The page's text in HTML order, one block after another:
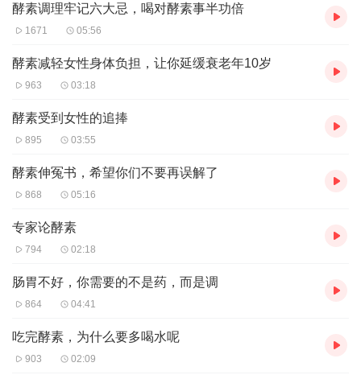
酵素调理牢记六大忌，喝对酵素事半功倍
1671 05:56
酵素减轻女性身体负担，让你延缓衰老年10岁
963 03:18
酵素受到女性的追捧
895 03:55
酵素伸冤书，希望你们不要再误解了
868 05:16
专家论酵素
794 02:18
肠胃不好，你需要的不是药，而是调
864 04:41
吃完酵素，为什么要多喝水呢
903 02:09